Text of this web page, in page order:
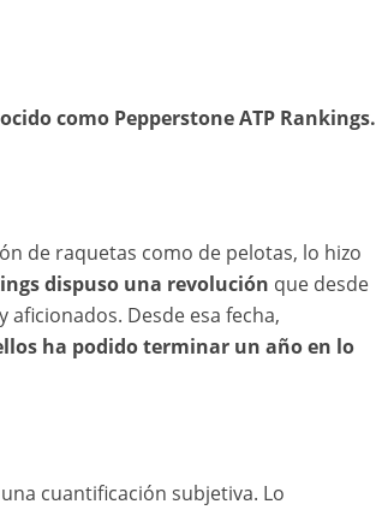
como Pepperstone ATP Rankings.
de raquetas como de pelotas, lo hizo
dispuso una revolución que desde
Desde esa fecha,
ha podido terminar un año en lo
cuantificación subjetiva. Lo